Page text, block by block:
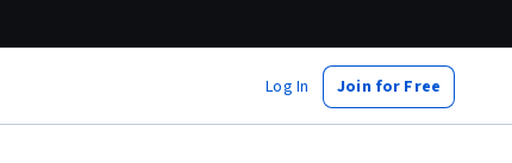
Log In Join for Free